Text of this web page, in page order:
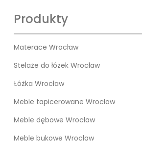
Produkty
Materace Wrocław
Stelaże do łóżek Wrocław
Łóżka Wrocław
Meble tapicerowane Wrocław
Meble dębowe Wrocław
Meble bukowe Wrocław